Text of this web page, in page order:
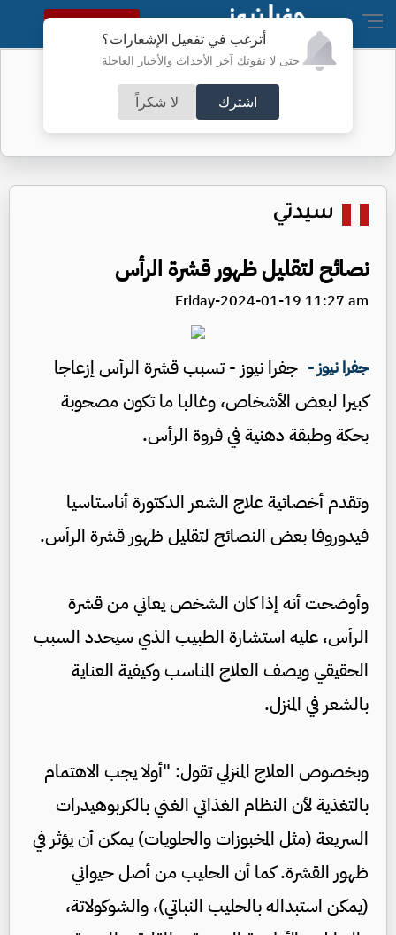
أترغب في تفعيل الإشعارات؟
حتى لا تفوتك آخر الأحداث والأخبار العاجلة
اشترك لا شكراً
النسخة الكاملة
سيدتي
نصائح لتقليل ظهور قشرة الرأس
Friday-2024-01-19 11:27 am
جفرا نيوز - جفرا نيوز - تسبب قشرة الرأس إزعاجا
كبيرا لبعض الأشخاص، وغالبا ما تكون مصحوبة
بحكة وطبقة دهنية في فروة الرأس.
وتقدم أخصائية علاج الشعر الدكتورة أناستاسيا
فيدوروفا بعض النصائح لتقليل ظهور قشرة الرأس.
وأوضحت أنه إذا كان الشخص يعاني من قشرة
الرأس، عليه استشارة الطبيب الذي سيحدد السبب
الحقيقي ويصف العلاج المناسب وكيفية العناية
بالشعر في المنزل.
وبخصوص العلاج المنزلي تقول: "أولا يجب الاهتمام
بالتغذية لأن النظام الغذائي الغني بالكربوهيدرات
السريعة (مثل المخبوزات والحلويات) يمكن أن يؤثر في
ظهور القشرة. كما أن الحليب من أصل حيواني
(يمكن استبداله بالحليب النباتي)، والشوكولاتة،